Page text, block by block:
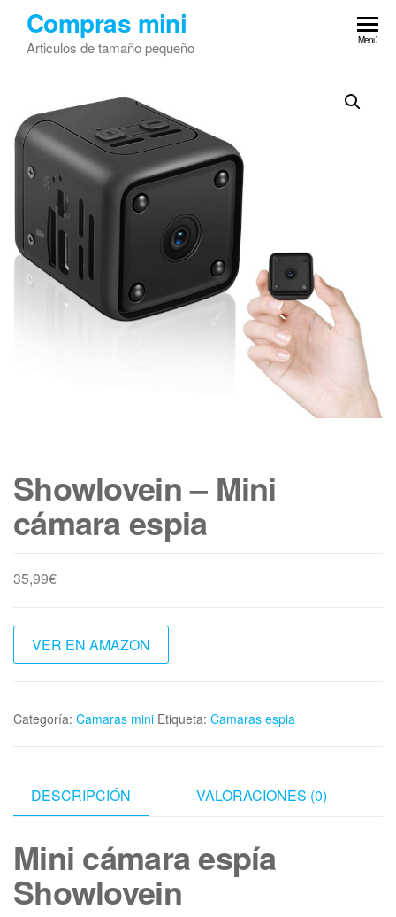
Saltar
contenido
Compras mini
Articulos de tamaño pequeño Menú
Showlovein – Mini
cámara espia
35,99€
VER EN AMAZON
Categoría: Camaras mini Etiqueta: Camaras espia
DESCRIPCIÓN VALORACIONES (0)
Mini cámara espía
Showlovein